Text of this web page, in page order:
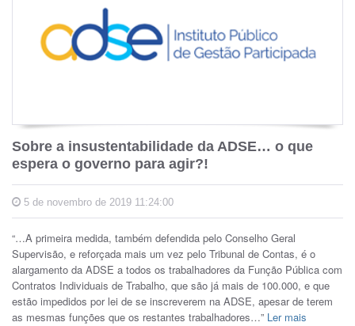
Sobre a insustentabilidade da ADSE… o que
espera o governo para agir?!
5 de novembro de 2019 11:24:00
“…A primeira medida, também defendida pelo Conselho Geral
Supervisão, e reforçada mais um vez pelo Tribunal de Contas, é o
alargamento da ADSE a todos os trabalhadores da Função Pública com
Contratos Individuais de Trabalho, que são já mais de 100.000, e que
estão impedidos por lei de se inscreverem na ADSE, apesar de terem
as mesmas funções que os restantes trabalhadores…” Ler mais